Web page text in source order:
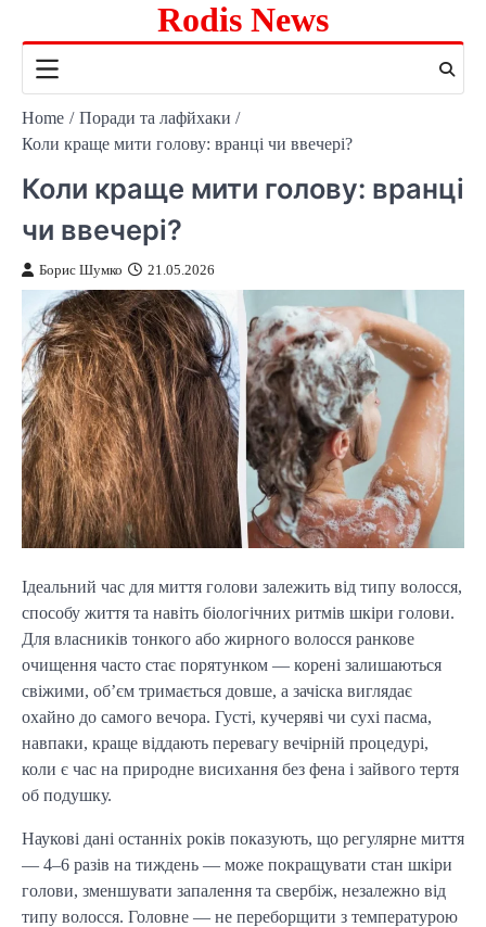
content
Rodis News
Home
Поради та лафйхаки
Коли краще мити голову: вранці чи ввечері?
Коли краще мити голову: вранці
чи ввечері?
Борис Шумко 21.05.2026
Ідеальний час для миття голови залежить від типу волосся,
способу життя та навіть біологічних ритмів шкіри голови.
Для власників тонкого або жирного волосся ранкове
очищення часто стає порятунком — корені залишаються
свіжими, об’єм тримається довше, а зачіска виглядає
охайно до самого вечора. Густі, кучеряві чи сухі пасма,
навпаки, краще віддають перевагу вечірній процедурі,
коли є час на природне висихання без фена і зайвого тертя
об подушку.
Наукові дані останніх років показують, що регулярне миття
— 4–6 разів на тиждень — може покращувати стан шкіри
голови, зменшувати запалення та свербіж, незалежно від
типу волосся. Головне — не переборщити з температурою